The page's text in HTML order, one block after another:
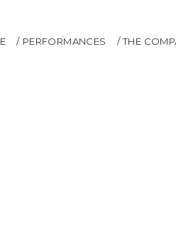
PERFORMANCES THE